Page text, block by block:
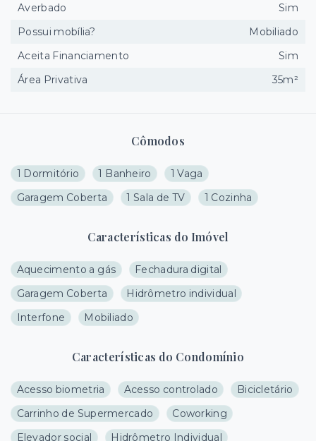
Cômodos
1 Dormitório 1 Banheiro
1 Vaga
Garagem Coberta
1 Sala de TV 1 Cozinha
Características do Imóvel
Aquecimento a gás
Fechadura digital
Garagem Coberta
Hidrômetro individual
Interfone
Mobiliado
Características do Condomínio
Acesso biometria Acesso controlado
Bicicletário
Carrinho de Supermercado
Coworking
Elevador social
Hidrômetro Individual
Averbado
Sim
Possui mobília?
Mobiliado
Aceita Financiamento
Sim
Área Privativa
35m²